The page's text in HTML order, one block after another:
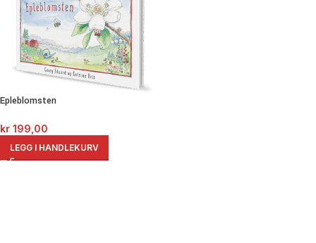
Epleblomsten
kr 199,00
LEGG I HANDLEKURV